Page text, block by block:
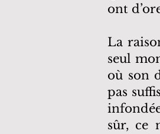
ont
La
seul
où son
pas
sûr, ce